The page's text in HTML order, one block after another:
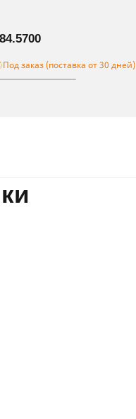
Под заказ (поставка от 30 дней)